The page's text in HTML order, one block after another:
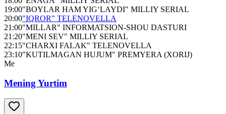
19:00"BOYLAR HAM YIG‘LAYDI" MILLIY SERIAL
20:00"IQROR" TELENOVELLA
21:00"MILLAR" INFORMATSION-SHOU DASTURI
21:20"MENI SEV" MILLIY SERIAL
22:15"CHARXI FALAK" TELENOVELLA
23:10"KUTILMAGAN HUJUM" PREMYERA (XORIJ)
Me
Mening Yurtim